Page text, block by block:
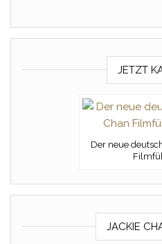
JETZT
Der neue
JACKIE